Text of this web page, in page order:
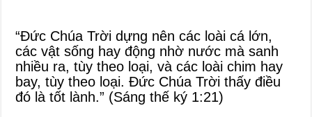
“Đức Chúa Trời dựng nên các loài cá lớn,
các vật sống hay động nhờ nước mà sanh
nhiều ra, tùy theo loại, và các loài chim hay
bay, tùy theo loại. Đức Chúa Trời thấy điều
đó là tốt lành.” (Sáng thế ký 1:21)